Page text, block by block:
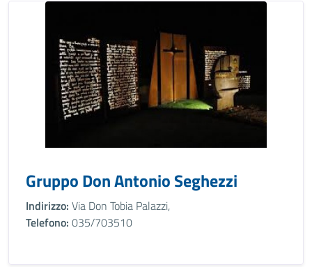
Gruppo Don Antonio Seghezzi
Indirizzo: Via Don Tobia Palazzi,
Telefono: 035/703510